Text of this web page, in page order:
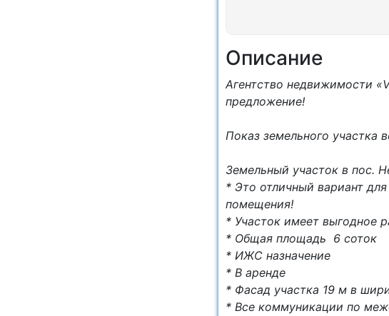
Описание
Агентство недвижимости
предложение!
Показ земельного участка
Земельный участок в пос.
* Это отличный вариант
помещения!
* Учаcтoк имеет выгоднoe
* Общая площадь 6 соток
* ИЖС назначение
* В аренде
* Фасад участка 19 м в
* Все коммуникации по